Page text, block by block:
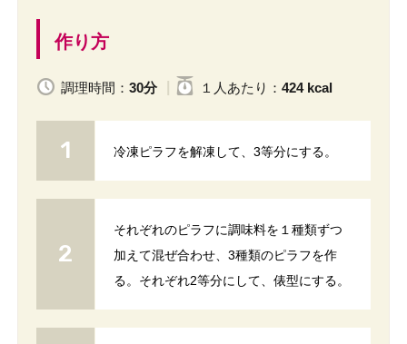
作り方
調理時間： 30分 １人 あたり ： 424 kcal
冷凍ピラフを解凍して、3等分にする。
それぞれのピラフに調味料を１種類ずつ
加えて混ぜ合わせ、3種類のピラフを作
る。それぞれ2等分にして、俵型にする。